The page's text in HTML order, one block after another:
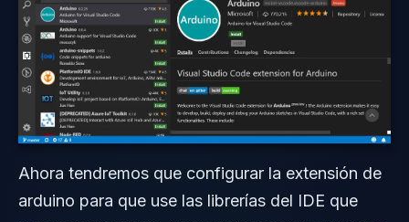
Ahora tendremos que configurar la extensión de
arduino para que use las librerías del IDE que